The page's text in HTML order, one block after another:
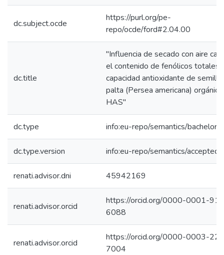
dc.subject.ocde
https://purl.org/pe-
repo/ocde/ford#2.04.00
dc.title
"Influencia de secado con aire
el contenido de fenólicos totales
capacidad antioxidante de
palta (Persea americana) orgánica
HAS"
dc.type info:eu-repo/semantics/
dc.type.version info:eu-repo/semantics/
renati.advisor.dni 45942169
renati.advisor.orcid
https://orcid.org/0000-0001-
6088
renati.advisor.orcid
https://orcid.org/0000-0003-
7004